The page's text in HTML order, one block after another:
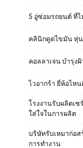
5 อู่ซ่อมรถยนต์ ที่ไ
คลินิกดูดไขมัน หุ่
คอลลาเจน บำรุง
ไวอากร้า ยี่ห้อไห
โรงงานรับผลิตเ
ใส่ใจในการผลิต
บริษัทรับเหมาก่อ
การทำงาน